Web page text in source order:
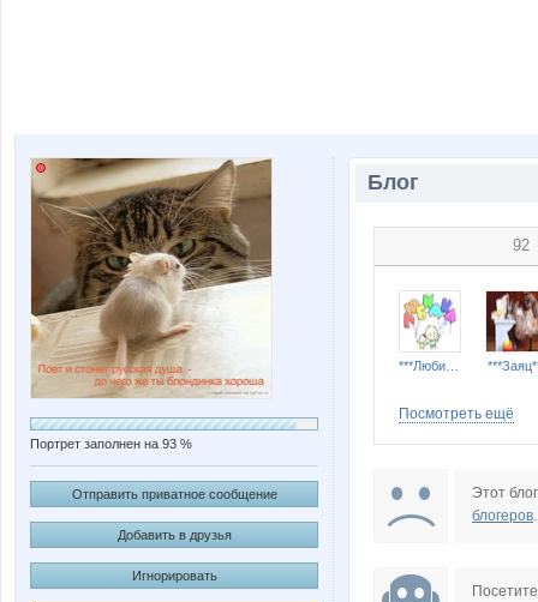
Портрет заполнен на 93 %
Отправить приватное сообщение
Добавить в друзья
Игнорировать
Блог
92
Biyani
Посмотреть ещё
Этот
блогеров.